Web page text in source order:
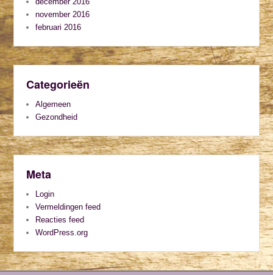
november 2016
februari 2016
Categorieën
Algemeen
Gezondheid
Meta
Login
Vermeldingen feed
Reacties feed
WordPress.org